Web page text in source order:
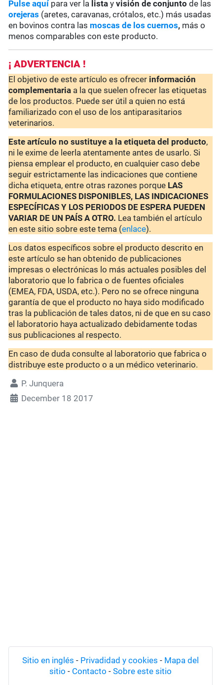
Pulse aquípara ver la lista yvisión de conjunto de las
orejeras (aretes, caravanas, crótalos, etc.) más usadas
en bovinos contra las moscas de los cuernos, más o
menos comparables con este producto.
¡ ADVERTENCIA !
El objetivo de este artículo es ofrecer información
complementaria a la que suelen ofrecer las etiquetas
de los productos. Puede ser útil a quien no está
familiarizado con el uso de los antiparasitarios
veterinarios.
Este artículo no sustituye a la etiqueta del producto,
ni le exime de leerla atentamente antes de usarlo. Si
piensa emplear el producto, en cualquier caso debe
seguir estrictamente las indicaciones que contiene
dicha etiqueta, entre otras razones porque LAS
FORMULACIONES DISPONIBLES, LAS INDICACIONES
ESPECÍFICAS Y LOS PERIODOS DE ESPERA PUEDEN
VARIAR DE UN PAÍS A OTRO. Lea también el artículo
en este sitio sobre este tema (enlace).
Los datos específicos sobre el producto descrito en
este artículo se han obtenido de publicaciones
impresas o electrónicas lo más actuales posibles del
laboratorio que lo fabrica o de fuentes oficiales
(EMEA, FDA, USDA, etc.). Pero no se ofrece ninguna
garantía de que el producto no haya sido modificado
tras la publicación de tales datos, ni de que en su caso
el laboratorio haya actualizado debidamente todas
sus publicaciones al respecto.
En caso de duda consulte al laboratorio que fabrica o
distribuye este producto o a un médico veterinario.
P. Junquera
December 18 2017
Sitio en inglés - Privadidad y cookies - Mapa del
sitio - Contacto - Sobre este sitio